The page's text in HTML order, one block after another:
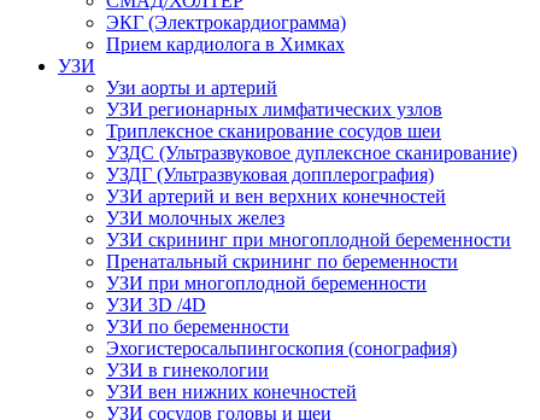
ЭКГ (Электрокардиограмма)
Прием кардиолога в Химках
УЗИ
Узи аорты и артерий
УЗИ регионарных лимфатических узлов
Триплексное сканирование сосудов шеи
УЗДС (Ультразвуковое дуплексное сканирование)
УЗДГ (Ультразвуковая допплерография)
УЗИ артерий и вен верхних конечностей
УЗИ молочных желез
УЗИ скрининг при многоплодной беременности
Пренатальный скрининг по беременности
УЗИ при многоплодной беременности
УЗИ 3D /4D
УЗИ по беременности
Эхогистеросальпингоскопия (сонография)
УЗИ в гинекологии
УЗИ вен нижних конечностей
УЗИ сосудов головы и шеи